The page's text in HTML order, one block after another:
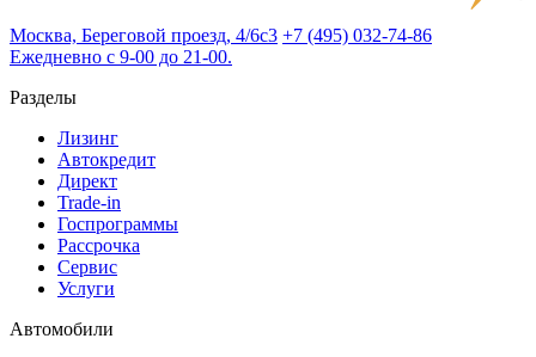
Москва, Береговой проезд, 4/6с3 +7 (495) 032-74-86
Ежедневно с 9-00 до 21-00.
Разделы
Лизинг
Автокредит
Директ
Trade-in
Госпрограммы
Рассрочка
Сервис
Услуги
Автомобили